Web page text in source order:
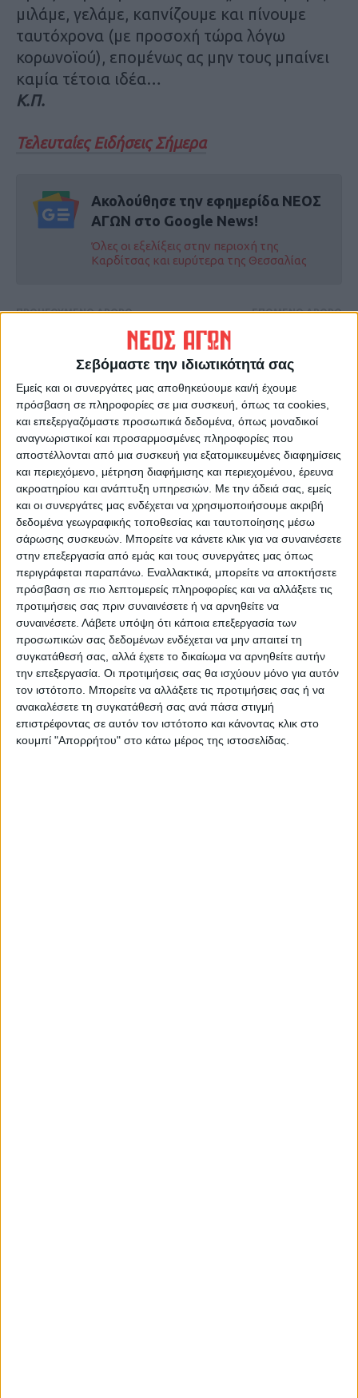
Σεβόμαστε την ιδιωτικότητά σας
Εμείς και οι συνεργάτες μας αποθηκεύουμε και/ή έχουμε
πρόσβαση σε πληροφορίες σε μια συσκευή, όπως τα cookies,
και επεξεργαζόμαστε προσωπικά δεδομένα, όπως μοναδικοί
αναγνωριστικοί και προσαρμοσμένες πληροφορίες που
αποστέλλονται από μια συσκευή για εξατομικευμένες διαφημίσεις
και περιεχόμενο, μέτρηση διαφήμισης και περιεχομένου, έρευνα
ακροατηρίου και ανάπτυξη υπηρεσιών. Με την άδειά σας, εμείς
και οι συνεργάτες μας ενδέχεται να χρησιμοποιήσουμε ακριβή
δεδομένα γεωγραφικής τοποθεσίας και ταυτοποίησης μέσω
σάρωσης συσκευών. Μπορείτε να κάνετε κλικ για να συναινέσετε
στην επεξεργασία από εμάς και τους συνεργάτες μας όπως
περιγράφεται παραπάνω. Εναλλακτικά, μπορείτε να αποκτήσετε
πρόσβαση σε πιο λεπτομερείς πληροφορίες και να αλλάξετε τις
προτιμήσεις σας πριν συναινέσετε ή να αρνηθείτε να
συναινέσετε. Λάβετε υπόψη ότι κάποια επεξεργασία των
προσωπικών σας δεδομένων ενδέχεται να μην απαιτεί τη
συγκατάθεσή σας, αλλά έχετε το δικαίωμα να αρνηθείτε αυτήν
την επεξεργασία. Οι προτιμήσεις σας θα ισχύουν μόνο για αυτόν
τον ιστότοπο. Μπορείτε να αλλάξετε τις προτιμήσεις σας ή να
ανακαλέσετε τη συγκατάθεσή σας ανά πάσα στιγμή
επιστρέφοντας σε αυτόν τον ιστότοπο και κάνοντας κλικ στο
κουμπί "Απορρήτου" στο κάτω μέρος της ιστοσελίδας.
μιλάμε, γελάμε, καπνίζουμε και πίνουμε
ταυτόχρονα (με προσοχή τώρα λόγω
κορωνοϊού), επομένως ας μην τους μπαίνει
καμία τέτοια ιδέα…
Κ.Π.
Τελευταίες Ειδήσεις Σήμερα
Ακολούθησε την εφημερίδα ΝΕΟΣ
ΑΓΩΝ στο Google News!
Όλες οι εξελίξεις στην περιοχή της
Καρδίτσας και ευρύτερα της Θεσσαλίας
ΠΡΟΗΓΟΥΜΕΝΟ ΑΡΘΡΟ
εμφανίζονται πτώματα στις
όχθες του Γάγγη
ΕΠΟΜΕΝΟ ΑΡΘΡΟ
Προτίμησαν τον καφέ…
ΝΕΟΣ ΑΓΩΝ
https://neosagon.gr
Η Αρχαιότερη Καθημερινή Πρωινή Εφημερίδα της Καρδίτσας
ΠΑΡΟΜΟΙΑ ΑΡΘΡΑ